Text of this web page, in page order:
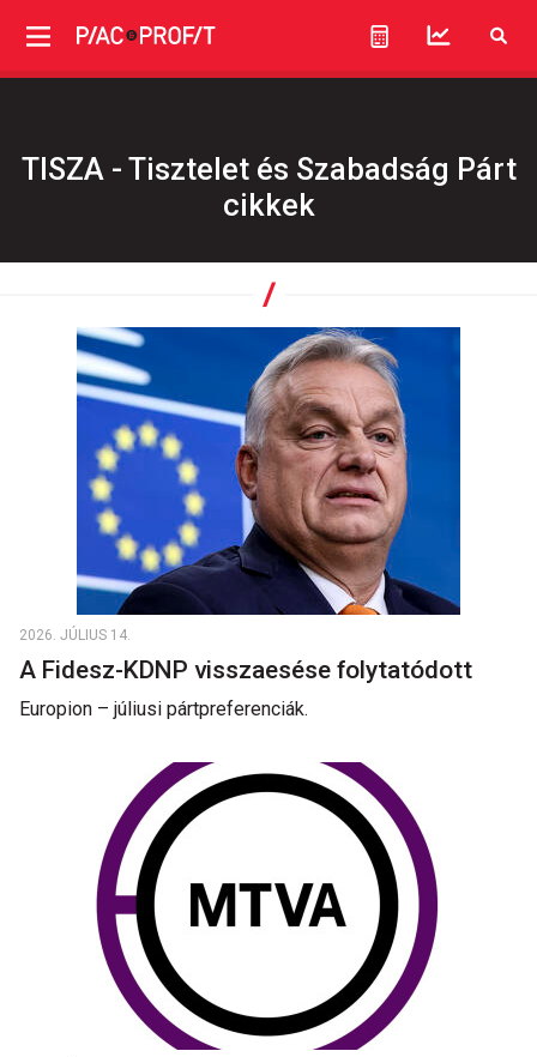
TISZA - Tisztelet és Szabadság Párt
cikkek
2026. JÚLIUS 14.
A Fidesz-KDNP visszaesése folytatódott
Europion – júliusi pártpreferenciák.